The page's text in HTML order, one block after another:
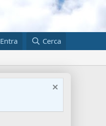
Entra Cerca